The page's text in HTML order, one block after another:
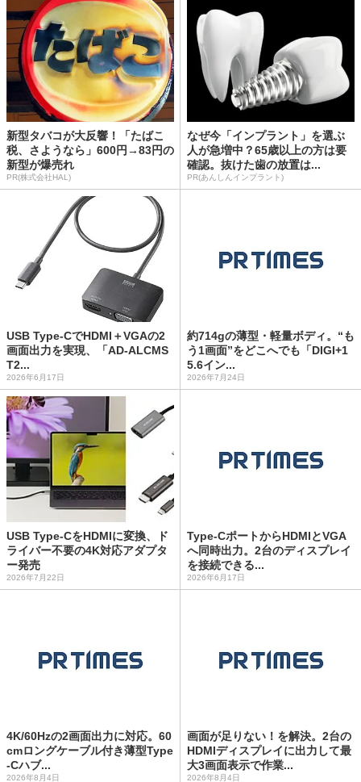
新型タバコが大反響！「たばこ
税、さようなら」600円→83円の
新型が爆売れ
PR(株式会社HAL)
なぜ今「インプラント」を選ぶ
人が急増中？65歳以上の方は要
確認。抜けた歯の放置は...
PR(あんしんインプラント)
USB Type-CでHDMI＋VGAの2
画面出力を実現、「AD-ALCMS
T2...
2026年6月17日
約714gの薄型・軽量ボディ。“も
う1画面”をどこへでも「DIGI+1
5.6イン...
2026年7月24日
USB Type-CをHDMIに変換、ド
ライバー不要の4K対応アダプタ
ー発売
2026年7月22日
Type-CポートからHDMIとVGA
へ同時出力。2台のディスプレイ
を接続できる...
2026年6月17日
4K/60Hzの2画面出力に対応。60
cmロングケーブル付き薄型Type
-Cハブ...
2026年8月4日
画面が足りない！を解決。2台の
HDMIディスプレイに出力して最
大3画面表示で作業...
2026年8月4日